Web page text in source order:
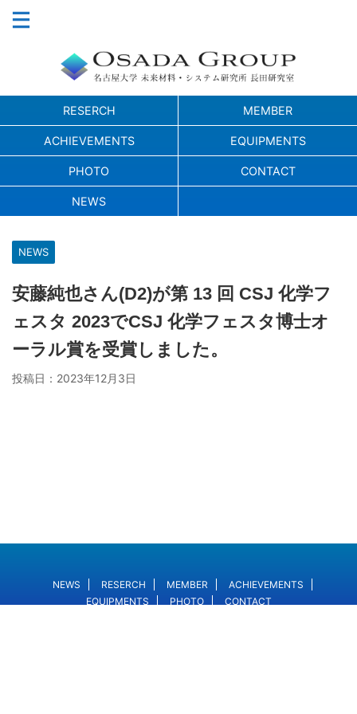
RESERCH MEMBER
ACHIEVEMENTS EQUIPMENTS
PHOTO CONTACT
NEWS
NEWS
安藤純也さん(D2)が第 13 回 CSJ 化学フ
ェスタ 2023でCSJ 化学フェスタ博士オ
ーラル賞を受賞しました。
投稿日： 2023年12月3日
NEWS RESERCH MEMBER
ACHIEVEMENTS
EQUIPMENTS
PHOTO CONTACT